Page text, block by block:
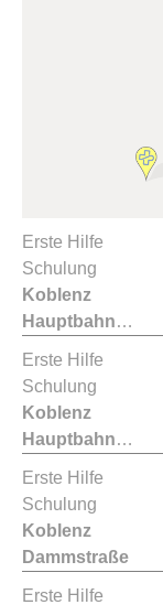
Erste Hilfe
Schulung
Koblenz
Hauptbahnhof
Erste Hilfe
Schulung
Koblenz
Hauptbahnhof
Erste Hilfe
Schulung
Koblenz
Dammstraße
Erste Hilfe